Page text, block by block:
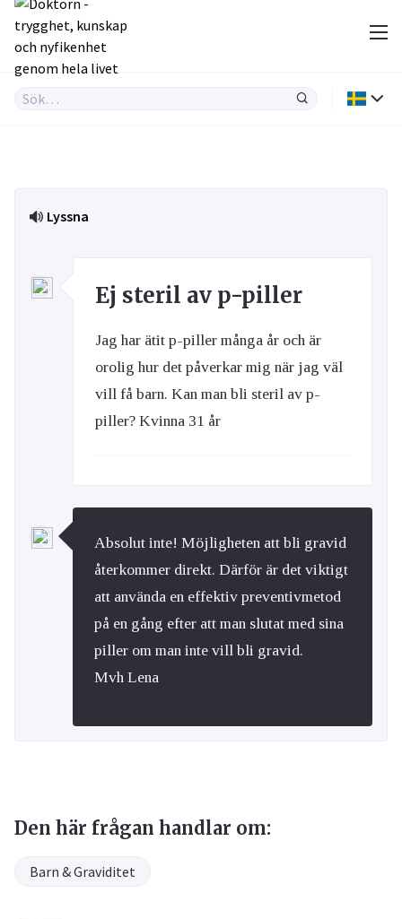
Lyssna
Ej steril av p-piller
Jag har ätit p-piller många år och är
orolig hur det påverkar mig när jag väl
vill få barn. Kan man bli steril av p-
piller? Kvinna 31 år
Absolut inte! Möjligheten att bli gravid
återkommer direkt. Därför är det viktigt
att använda en effektiv preventivmetod
på en gång efter att man slutat med sina
piller om man inte vill bli gravid.
Mvh Lena
Den här frågan handlar om:
Barn & Graviditet